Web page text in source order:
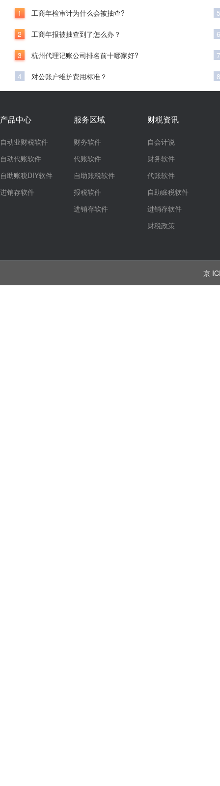
1 工商年检审计为什么会被抽查?
2 工商年报被抽查到了怎么办？
3 杭州代理记账公司排名前十哪家好?
4 对公账户维护费用标准？
5
6
7
8
产品中心
自动业财税软件
自动代账软件
自助账税DIY软件
进销存软件
服务区域
财务软件
代账软件
自助账税软件
报税软件
进销存软件
财税资讯
自会计说
财务软件
代账软件
自助账税软件
进销存软件
财税政策
京